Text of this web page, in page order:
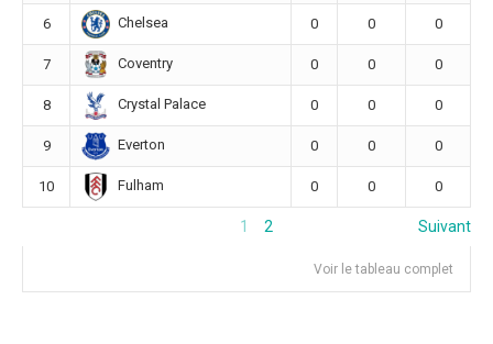
6 Chelsea 0 0 0
7 Coventry 0 0 0
8 Crystal Palace 0 0 0
9 Everton 0 0 0
10 Fulham 0 0 0
1 2 Suivant
Voir le tableau complet